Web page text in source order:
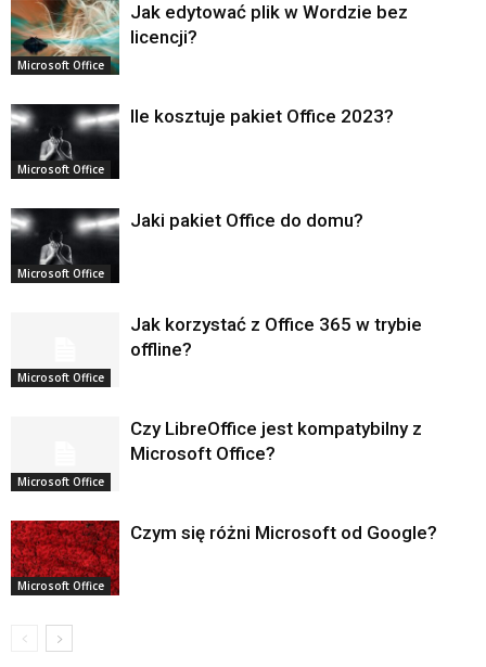
Microsoft Office
Jak edytować plik w Wordzie bez
licencji?
Microsoft Office
Ile kosztuje pakiet Office 2023?
Microsoft Office
Jaki pakiet Office do domu?
Microsoft Office
Jak korzystać z Office 365 w trybie
offline?
Microsoft Office
Czy LibreOffice jest kompatybilny z
Microsoft Office?
Microsoft Office
Czym się różni Microsoft od Google?